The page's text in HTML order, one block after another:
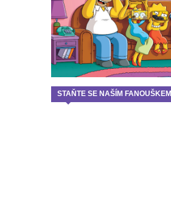
STAŇTE SE NAŠÍM FANOUŠKEM